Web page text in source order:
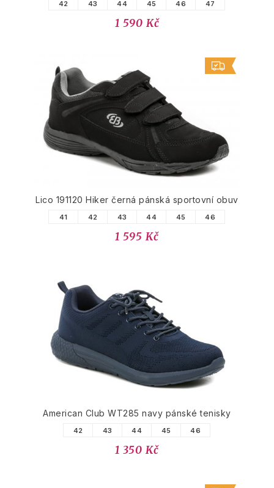
42 43 44 45 46 47
1 590 Kč
Lico 191120 Hiker černá pánská sportovní obuv
41 42 43 44 45 46
1 595 Kč
American Club WT285 navy pánské tenisky
42 43 44 45 46
1 350 Kč